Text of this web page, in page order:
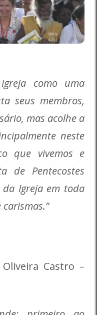
como uma
seus membros,
mas acolhe a
neste
que vivemos e
de Pentecostes
Igreja em toda
Castro –